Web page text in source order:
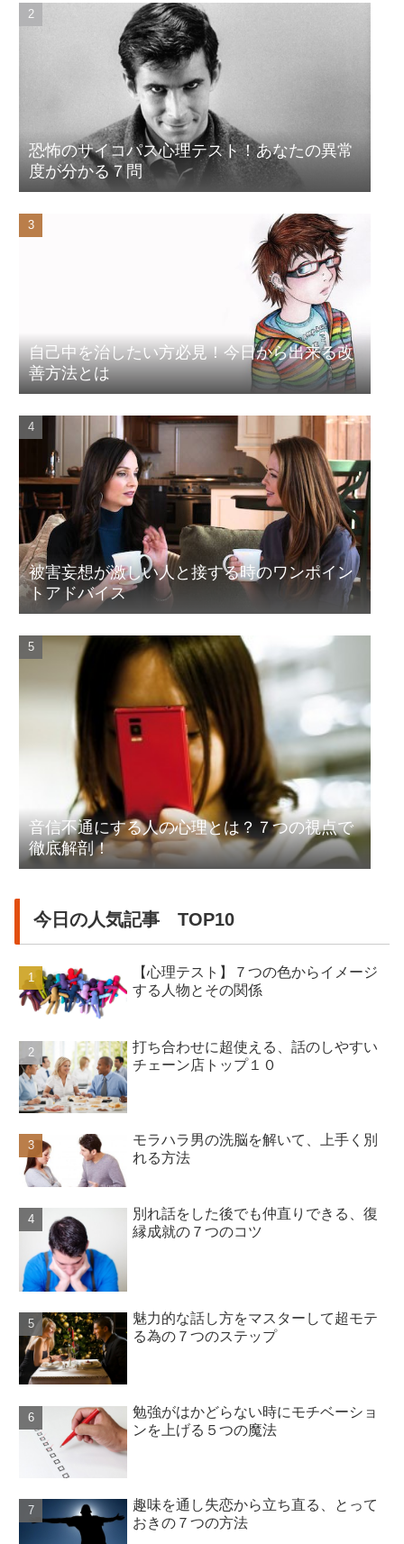
恐怖のサイコパス心理テスト！あなたの異常
度が分かる７問
自己中を治したい方必見！今日から出来る改
善方法とは
被害妄想が激しい人と接する時のワンポイン
トアドバイス
音信不通にする人の心理とは？７つの視点で
徹底解剖！
今日の人気記事 TOP10
【心理テスト】７つの色からイメージ
する人物とその関係
打ち合わせに超使える、話のしやすい
チェーン店トップ１０
モラハラ男の洗脳を解いて、上手く別
れる方法
別れ話をした後でも仲直りできる、復
縁成就の７つのコツ
魅力的な話し方をマスターして超モテ
る為の７つのステップ
勉強がはかどらない時にモチベーショ
ンを上げる５つの魔法
趣味を通し失恋から立ち直る、とって
おきの７つの方法